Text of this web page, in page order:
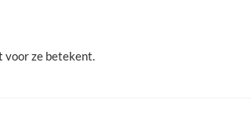
voor ze betekent.